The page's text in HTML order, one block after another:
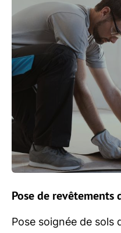
Pose de revêtements
Pose soignée de sols